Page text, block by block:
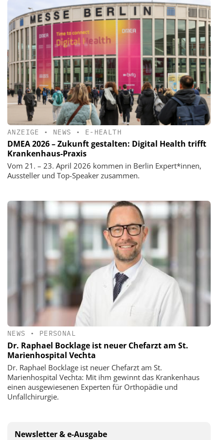
ANZEIGE • NEWS • E-HEALTH
DMEA 2026 – Zukunft gestalten: Digital Health trifft
Krankenhaus-Praxis
Vom 21. – 23. April 2026 kommen in Berlin Expert*innen,
Aussteller und Top-Speaker zusammen.
NEWS • PERSONAL
Dr. Raphael Bocklage ist neuer Chefarzt am St.
Marienhospital Vechta
Dr. Raphael Bocklage ist neuer Chefarzt am St.
Marienhospital Vechta: Mit ihm gewinnt das Krankenhaus
einen ausgewiesenen Experten für Orthopädie und
Unfallchirurgie.
Newsletter & e-Ausgabe